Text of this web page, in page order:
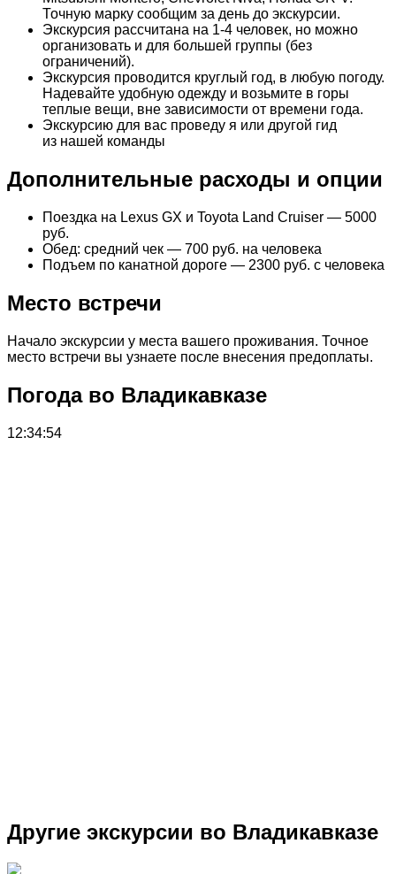
Точную марку сообщим за день до экскурсии.
Экскурсия рассчитана на 1-4 человек, но можно
организовать и для большей группы (без
ограничений).
Экскурсия проводится круглый год, в любую погоду.
Надевайте удобную одежду и возьмите в горы
теплые вещи, вне зависимости от времени года.
Экскурсию для вас проведу я или другой гид
из нашей команды
Дополнительные расходы и опции
Поездка на Lexus GX и Toyota Land Cruiser — 5000
руб.
Обед: средний чек — 700 руб. на человека
Подъем по канатной дороге — 2300 руб. с человека
Место встречи
Начало экскурсии у места вашего проживания. Точное
место встречи вы узнаете после внесения предоплаты.
Погода во Владикавказе
12:34:54
Другие экскурсии во Владикавказе